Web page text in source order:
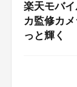
楽天モバ
カ監修カ
っと輝く